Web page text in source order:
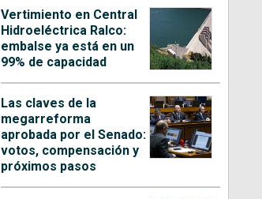
Vertimiento en Central
Hidroeléctrica Ralco:
embalse ya está en un
99% de capacidad
Las claves de la
megarreforma
aprobada por el Senado:
votos, compensación y
próximos pasos